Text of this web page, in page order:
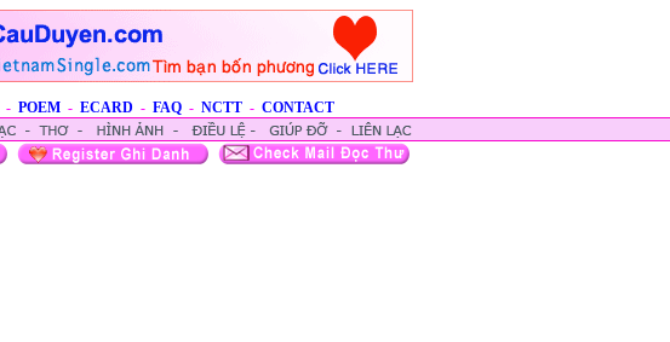
- POEM - ECARD - FAQ - NCTT - CONTACT